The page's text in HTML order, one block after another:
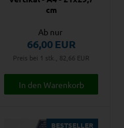
cm
Ab nur
66,00EUR
Preis bei 1 stk., 82,66 EUR
BESTSELLER